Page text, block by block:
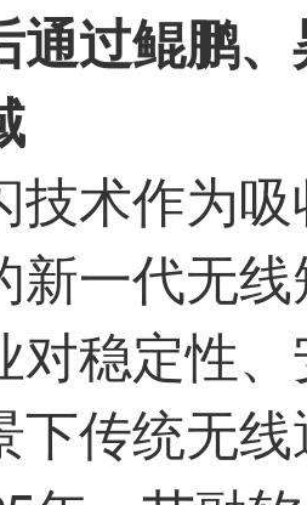
通过鲲鹏
技术作为
新一代无
对稳定性
下传统无